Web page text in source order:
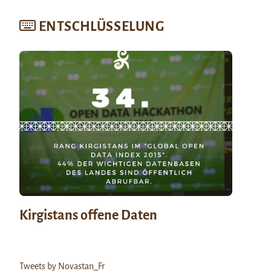
ENTSCHLÜSSELUNG
Kirgistans offene Daten
Tweets by Novastan_Fr